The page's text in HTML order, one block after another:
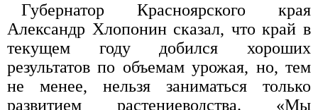
Губернатор Красноярского края
Александр Хлопонин сказал, что край в
текущем году добился хороших
результатов по объемам урожая, но, тем
не менее, нельзя заниматься только
развитием растениеводства. «Мы